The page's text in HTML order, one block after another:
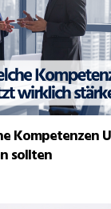
Kompetenzen
sollten